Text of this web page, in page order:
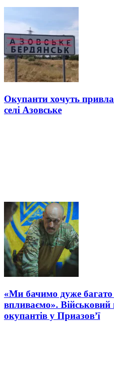
Окупанти хочуть
селі Азовське
«Ми бачимо дуже багато
впливаємо».
окупантів у Приазов’ї